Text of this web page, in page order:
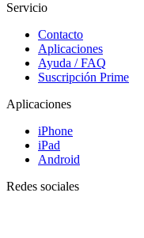
Servicio
Contacto
Aplicaciones
Ayuda / FAQ
Suscripción Prime
Aplicaciones
iPhone
iPad
Android
Redes sociales